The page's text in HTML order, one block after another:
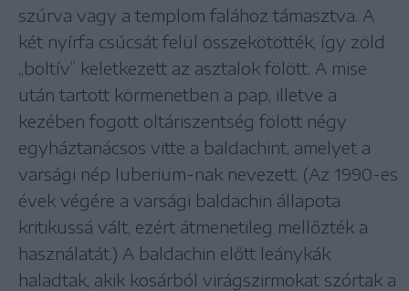
szúrva vagy a templom falához támasztva. A
két nyírfa csúcsát felül összekötötték, így zöld
„boltív” keletkezett az asztalok fölött. A mise
után tartott körmenetben a pap, illetve a
kezében fogott oltáriszentség fölött négy
egyháztanácsos vitte a baldachint, amelyet a
varsági nép luberium-nak nevezett. (Az 1990-es
évek végére a varsági baldachin állapota
kritikussá vált, ezért átmenetileg mellőzték a
használatát.) A baldachin előtt leánykák
haladtak, akik kosárból virágszirmokat szórtak a